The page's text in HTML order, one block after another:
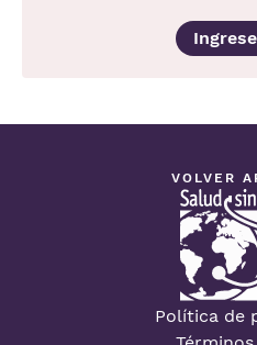
VOLVER
Política de